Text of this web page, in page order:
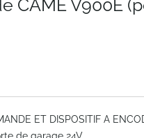
CAME V900E
ET DISPOSITIF A